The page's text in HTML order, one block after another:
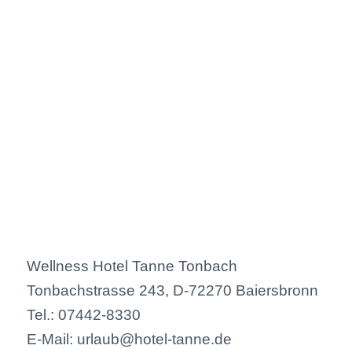
Wellness Hotel Tanne Tonbach
Tonbachstrasse 243, D-72270 Baiersbronn
Tel.: 07442-8330
E-Mail: urlaub@hotel-tanne.de